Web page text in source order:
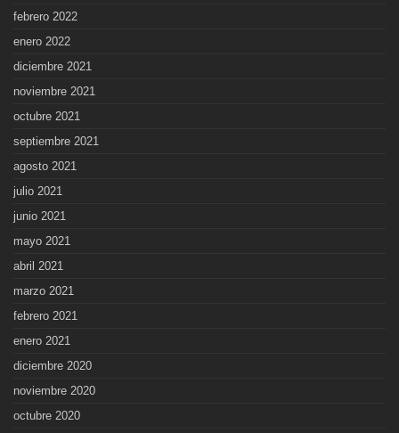
febrero 2022
enero 2022
diciembre 2021
noviembre 2021
octubre 2021
septiembre 2021
agosto 2021
julio 2021
junio 2021
mayo 2021
abril 2021
marzo 2021
febrero 2021
enero 2021
diciembre 2020
noviembre 2020
octubre 2020